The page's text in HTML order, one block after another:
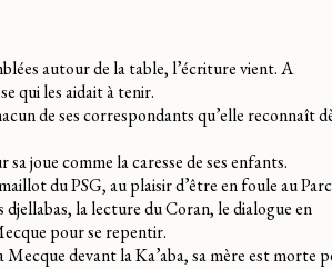
autour de la table, l’écriture vient. A
qui les aidait à tenir.
de ses correspondants qu’elle reconnaît
joue comme la caresse de ses enfants.
du PSG, au plaisir d’être en foule au Parc
djellabas, la lecture du Coran, le dialogue en
pour se repentir.
devant la Ka’aba, sa mère est morte